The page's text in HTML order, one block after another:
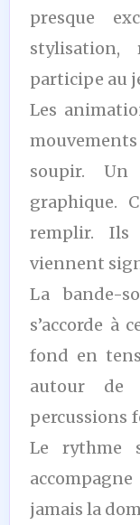
presque
stylisation,
participe au
Les
soupir. Un
graphique.
remplir. Ils
viennent
La bande-
s’accorde à
fond en
autour de
percussions
Le rythme
jamais la